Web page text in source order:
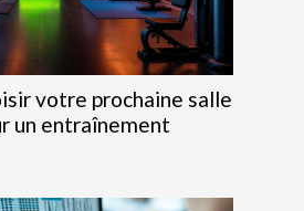
votre prochaine salle
un entraînement